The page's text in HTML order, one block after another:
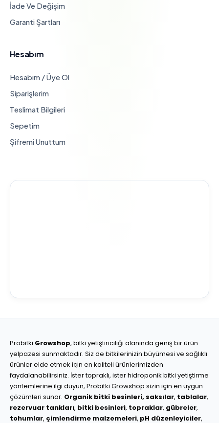
İade Ve Değişim
Garanti Şartları
Hesabım
Hesabım / Üye Ol
Siparişlerim
Teslimat Bilgileri
Sepetim
Şifremi Unuttum
Probitki Growshop, bitki yetiştiriciliği alanında geniş bir ürün
yelpazesi sunmaktadır. Siz de bitkilerinizin büyümesi ve sağlıklı
ürünler elde etmek için en kaliteli ürünlerimizden
faydalanabilirsiniz. İster topraklı, ister hidroponik bitki yetiştirme
yöntemlerine ilgi duyun, Probitki Growshop sizin için en uygun
çözümleri sunar. Organik bitki besinleri, saksılar, tablalar,
rezervuar tankları, bitki besinleri, topraklar, gübreler,
tohumlar, çimlendirme malzemeleri, pH düzenleyiciler,